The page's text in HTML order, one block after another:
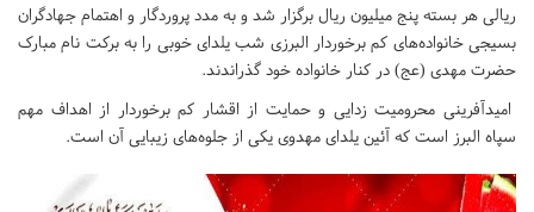
ریالی هر بسته پنج میلیون ریال برگزار شد و به مدد پروردگار و اهتمام جهادگران
بسیجی خانواده‌های کم برخوردار البرزی شب یلدای خوبی را به برکت نام مبارک
حضرت مهدی (عج) در کنار خانواده خود گذراندند.
امیدآفرینی محرومیت زدایی و حمایت از اقشار کم برخوردار از اهداف مهم
سپاه البرز است که آئین یلدای مهدوی یکی از جلوه‌های زیبایی آن است.